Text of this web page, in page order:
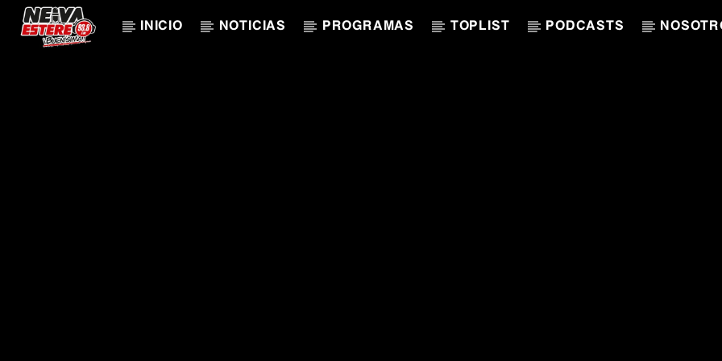
INICIO NOTICIAS PROGRAMAS TOPLIST PODCASTS